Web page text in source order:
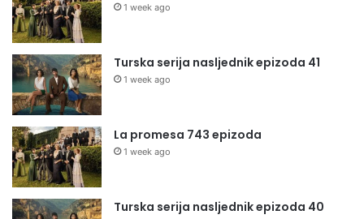
1 week ago
Turska serija nasljednik epizoda 41
1 week ago
La promesa 743 epizoda
1 week ago
Turska serija nasljednik epizoda 40